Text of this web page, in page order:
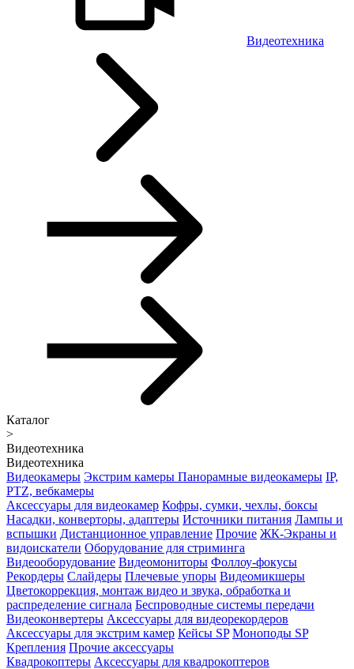
Видеотехника
Каталог
>
Видеотехника
Видеотехника
Видеокамеры Экстрим камеры Панорамные видеокамеры IP,
PTZ, вебкамеры
Аксессуары для видеокамер Кофры, сумки, чехлы, боксы
Насадки, конверторы, адаптеры Источники питания Лампы и
вспышки Дистанционное управление Прочие ЖК-Экраны и
видоискатели Оборудование для стриминга
Видеооборудование Видеомониторы Фоллоу-фокусы
Рекордеры Слайдеры Плечевые упоры Видеомикшеры
Цветокоррекция, монтаж видео и звука, обработка и
распределение сигнала Беспроводные системы передачи
Видеоконвертеры Аксессуары для видеорекордеров
Аксессуары для экстрим камер Кейсы SP Моноподы SP
Крепления Прочие аксессуары
Квадрокоптеры Аксессуары для квадрокоптеров